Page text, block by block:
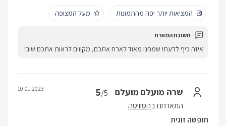
המציאות יותר יפה מהתמונות
מעל המצופה
איזה כיף לדעת! שמחנו מאוד לארח אתכם, מקווים לראות אתכם שוב!
שרה מועלם מועלם 5/5
התארחנו בהסוויטה
10.01.2023
חופשה זוגית